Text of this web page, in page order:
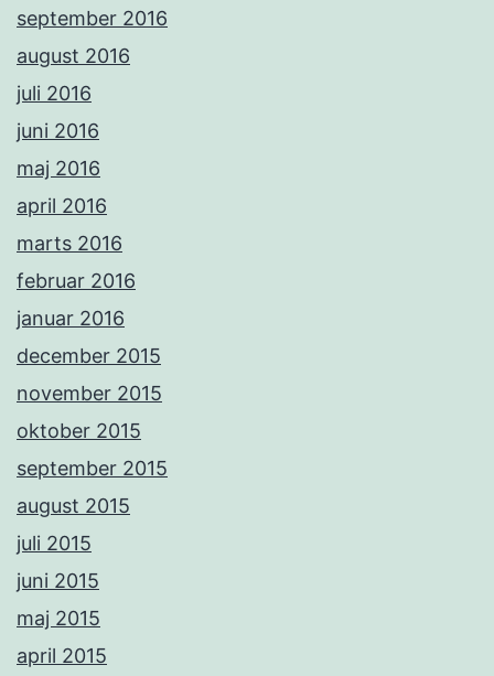
september 2016
august 2016
juli 2016
juni 2016
maj 2016
april 2016
marts 2016
februar 2016
januar 2016
december 2015
november 2015
oktober 2015
september 2015
august 2015
juli 2015
juni 2015
maj 2015
april 2015